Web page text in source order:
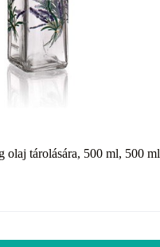
olaj tárolására, 500 ml, 500 ml